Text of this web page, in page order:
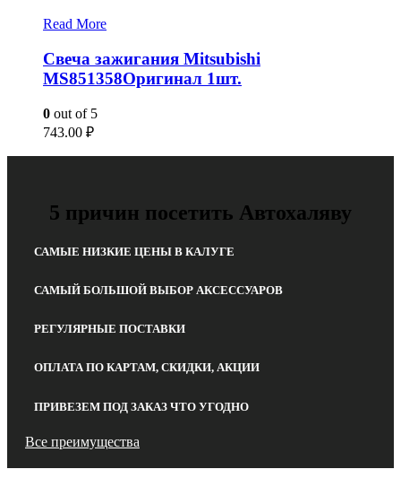
Read More
Свеча зажигания Mitsubishi
MS851358Оригинал 1шт.
0 out of 5
743.00 ₽
5 причин посетить Автохаляву
САМЫЕ НИЗКИЕ ЦЕНЫ В КАЛУГЕ
САМЫЙ БОЛЬШОЙ ВЫБОР АКСЕССУАРОВ
РЕГУЛЯРНЫЕ ПОСТАВКИ
ОПЛАТА ПО КАРТАМ, СКИДКИ, АКЦИИ
ПРИВЕЗЕМ ПОД ЗАКАЗ ЧТО УГОДНО
Все преимущества